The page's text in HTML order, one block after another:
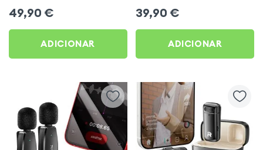
caixa de carregamento
48h Acefast
49,90 €
ADICIONAR
Emissor Yesido
39,90 €
ADICIONAR